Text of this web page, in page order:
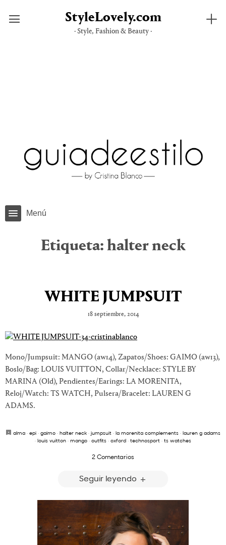
StyleLovely.com
· Style, Fashion & Beauty ·
Menú
Etiqueta: halter neck
WHITE JUMPSUIT
18 septiembre, 2014
Mono/Jumpsuit: MANGO (aw14), Zapatos/Shoes: GAIMO (aw13),
Boslo/Bag: LOUIS VUITTON, Collar/Necklace: STYLE BY
MARINA (Old), Pendientes/Earings: LA MORENITA,
Reloj/Watch: TS WATCH, Pulsera/Bracelet: LAUREN G
ADAMS.
alma · epi · gaimo · halter neck · jumpsuit · la morenita complements · lauren g adams
· louis vuitton · mango · outfits · oxford · technosport · ts watches
2 Comentarios
Seguir leyendo